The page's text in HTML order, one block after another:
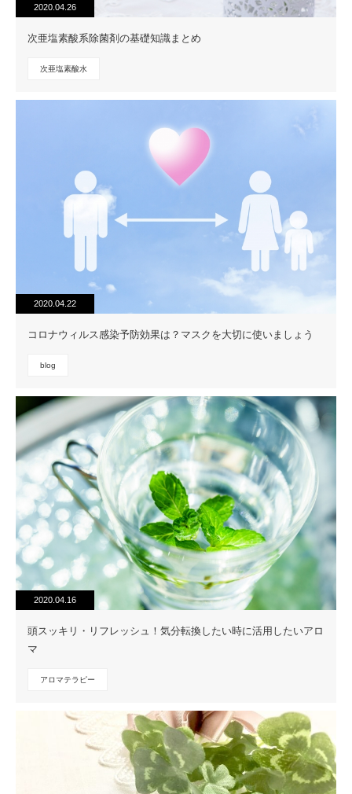
2020.04.26
次亜塩素酸系除菌剤の基礎知識まとめ
次亜塩素酸水
2020.04.22
コロナウィルス感染予防効果は？マスクを大切に使いましょう
blog
2020.04.16
頭スッキリ・リフレッシュ！気分転換したい時に活用したいアロ
マ
アロマテラピー